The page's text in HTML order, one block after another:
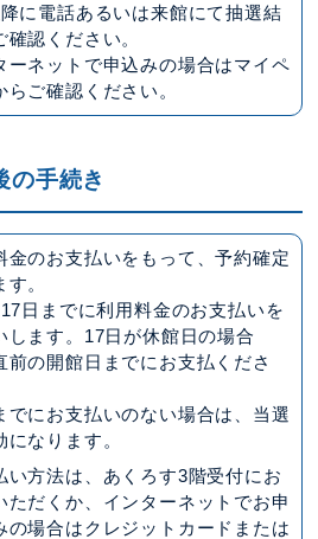
に電話あるいは来館にて抽選結
確認ください。
ーネットで申込みの場合はマイペ
らご確認ください。
の手続き
金のお支払いをもって、予約確定
す。
日までに利用料金のお支払いを
します。17日が休館日の場合
前の開館日までにお支払くださ
でにお支払いのない場合は、当選
になります。
い方法は、あくろす3階受付にお
ただくか、インターネットでお申
の場合はクレジットカードまたは